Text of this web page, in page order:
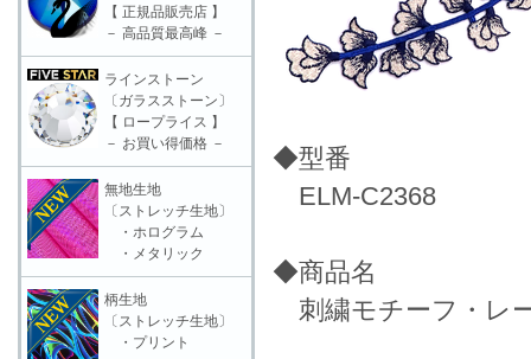
◆型番
ELM-C2368
◆商品名
刺繍モチーフ・レ
【 正規品販売店 】
－ 高品質最高峰 －
ラインストーン
〔ガラスストーン〕
【 ロープライス 】
－ お買い得価格 －
無地生地
〔ストレッチ生地〕
・ホログラム
・メタリック
柄生地
〔ストレッチ生地〕
・プリント